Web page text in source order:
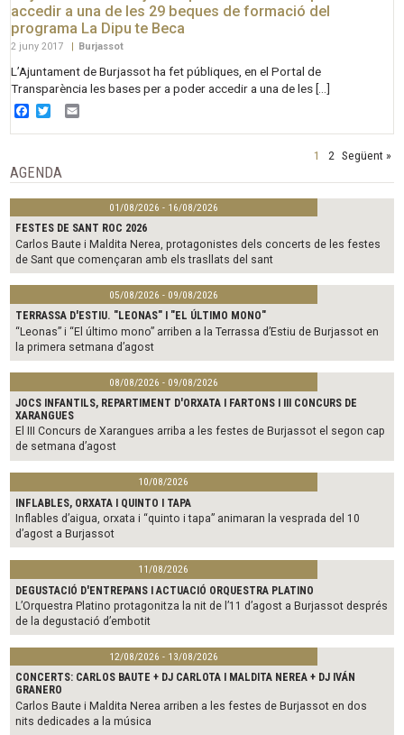
accedir a una de les 29 beques de formació del
programa La Dipu te Beca
2 juny 2017 | Burjassot
L’Ajuntament de Burjassot ha fet públiques, en el Portal de
Transparència les bases per a poder accedir a una de les […]
Facebook
Twitter
1 2 Següent »
AGENDA
01/08/2026 - 16/08/2026
FESTES DE SANT ROC 2026
Carlos Baute i Maldita Nerea, protagonistes dels concerts de les festes
de Sant que començaran amb els trasllats del sant
05/08/2026 - 09/08/2026
TERRASSA D'ESTIU. "LEONAS" I "EL ÚLTIMO MONO"
“Leonas” i “El último mono” arriben a la Terrassa d’Estiu de Burjassot en
la primera setmana d’agost
08/08/2026 - 09/08/2026
JOCS INFANTILS, REPARTIMENT D'ORXATA I FARTONS I III CONCURS DE
XARANGUES
El III Concurs de Xarangues arriba a les festes de Burjassot el segon cap
de setmana d’agost
10/08/2026
INFLABLES, ORXATA I QUINTO I TAPA
Inflables d’aigua, orxata i “quinto i tapa” animaran la vesprada del 10
d’agost a Burjassot
11/08/2026
DEGUSTACIÓ D'ENTREPANS I ACTUACIÓ ORQUESTRA PLATINO
L’Orquestra Platino protagonitza la nit de l’11 d’agost a Burjassot després
de la degustació d’embotit
12/08/2026 - 13/08/2026
CONCERTS: CARLOS BAUTE + DJ CARLOTA I MALDITA NEREA + DJ IVÁN
GRANERO
Carlos Baute i Maldita Nerea arriben a les festes de Burjassot en dos
nits dedicades a la música